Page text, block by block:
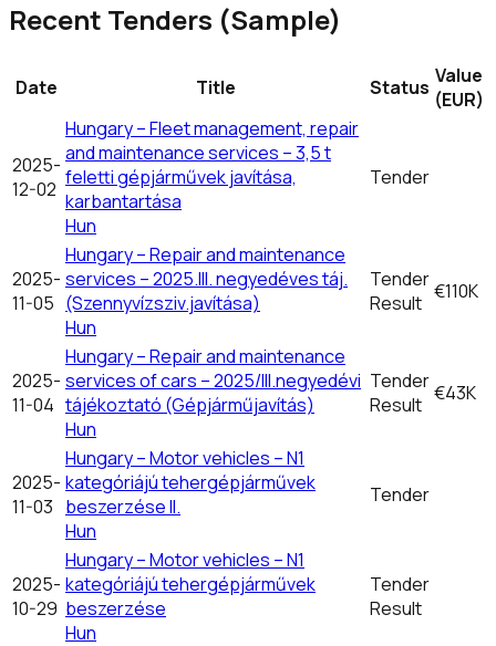
Recent Tenders (Sample)
Date Title Status Value
(EUR)
2025-
12-02
Hungary – Fleet management, repair
and maintenance services – 3,5 t
feletti gépjárművek javítása,
karbantartása
Hun
Tender
2025-
11-05
Hungary – Repair and maintenance
services – 2025.III. negyedéves táj.
(Szennyvízsziv.javítása)
Hun
Tender
Result €110K
2025-
11-04
Hungary – Repair and maintenance
services of cars – 2025/III.negyedévi
tájékoztató (Gépjárműjavítás)
Hun
Tender
Result €43K
2025-
11-03
Hungary – Motor vehicles – N1
kategóriájú tehergépjárművek
beszerzése II.
Hun
Tender
2025-
10-29
Hungary – Motor vehicles – N1
kategóriájú tehergépjárművek
beszerzése
Hun
Tender
Result